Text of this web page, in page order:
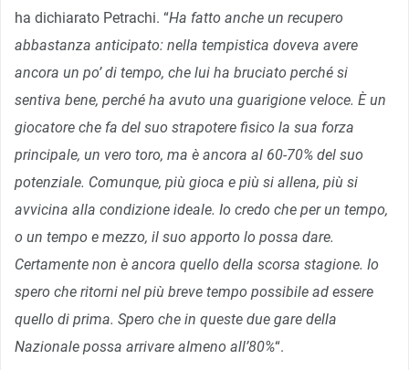
ha dichiarato Petrachi. “Ha fatto anche un recupero
abbastanza anticipato: nella tempistica doveva avere
ancora un po’ di tempo, che lui ha bruciato perché si
sentiva bene, perché ha avuto una guarigione veloce. È un
giocatore che fa del suo strapotere fisico la sua forza
principale, un vero toro, ma è ancora al 60-70% del suo
potenziale. Comunque, più gioca e più si allena, più si
avvicina alla condizione ideale. Io credo che per un tempo,
o un tempo e mezzo, il suo apporto lo possa dare.
Certamente non è ancora quello della scorsa stagione. Io
spero che ritorni nel più breve tempo possibile ad essere
quello di prima. Spero che in queste due gare della
Nazionale possa arrivare almeno all’80%“.